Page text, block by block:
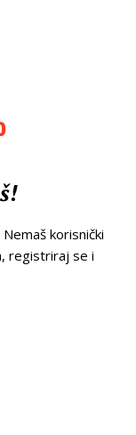
korisnički
registriraj se i